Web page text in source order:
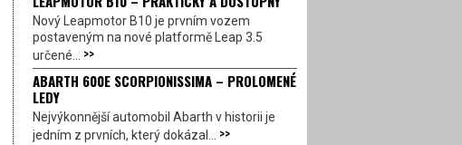
Nový Leapmotor B10 je prvním vozem
postaveným na nové platformě Leap 3.5
určené... >>
ABARTH 600E SCORPIONISSIMA – PROLOMENÉ
LEDY
Nejvýkonnější automobil Abarth v historii je
jedním z prvních, který dokázal... >>